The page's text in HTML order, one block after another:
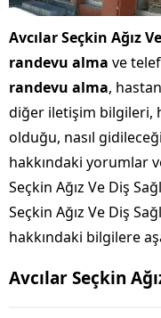
Avcılar Seçkin Ağız
randevu alma ve
randevu alma,
diğer iletişim bilgileri,
olduğu, nasıl
hakkındaki yorumlar
Seçkin Ağız Ve Diş
Seçkin Ağız Ve Diş
hakkındaki bilgilere
Avcılar Seçkin